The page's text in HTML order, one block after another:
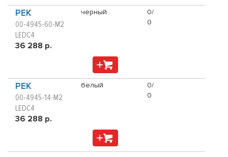
PEK
00-4945-60-M2
LEDC4
36 288 р.
черный
0/
0
PEK
00-4945-14-M2
LEDC4
36 288 р.
белый
0/
0